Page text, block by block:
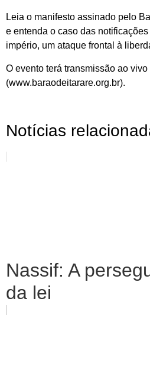
Leia o manifesto assinado pelo
e entenda o caso das
império, um ataque frontal à
O evento terá transmissão ao
(www.baraodeitarare.org.br).
Notícias
Nassif: A
da lei